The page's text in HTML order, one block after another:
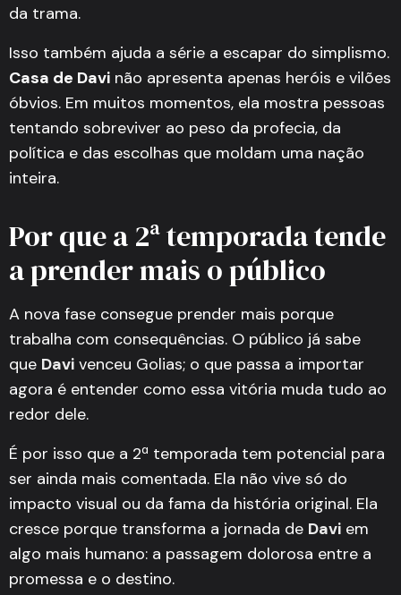
da trama.
Isso também ajuda a série a escapar do simplismo.
Casa de Davi não apresenta apenas heróis e vilões
óbvios. Em muitos momentos, ela mostra pessoas
tentando sobreviver ao peso da profecia, da
política e das escolhas que moldam uma nação
inteira.
Por que a 2ª temporada tende
a prender mais o público
A nova fase consegue prender mais porque
trabalha com consequências. O público já sabe
que Davi venceu Golias; o que passa a importar
agora é entender como essa vitória muda tudo ao
redor dele.
É por isso que a 2ª temporada tem potencial para
ser ainda mais comentada. Ela não vive só do
impacto visual ou da fama da história original. Ela
cresce porque transforma a jornada de Davi em
algo mais humano: a passagem dolorosa entre a
promessa e o destino.